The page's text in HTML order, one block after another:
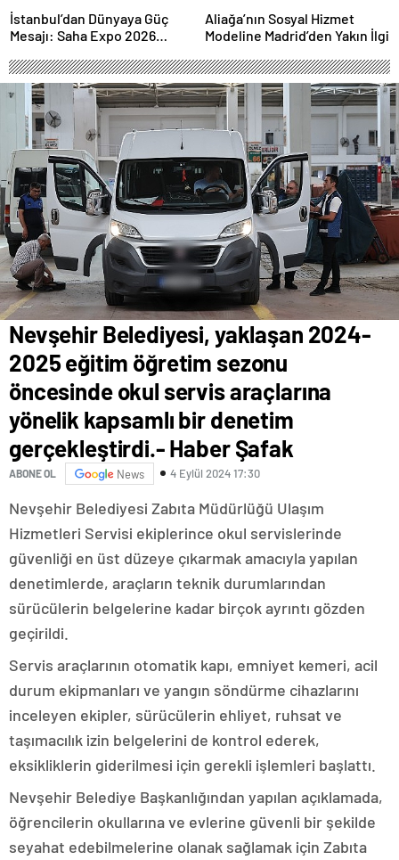
İstanbul’dan Dünyaya Güç
Mesajı: Saha Expo 2026
Aliağa’nın Sosyal Hizmet
Modeline Madrid’den Yakın İlgi
Nevşehir Belediyesi, yaklaşan 2024-
2025 eğitim öğretim sezonu
öncesinde okul servis araçlarına
yönelik kapsamlı bir denetim
gerçekleştirdi.- Haber Şafak
ABONE OL News 4 Eylül 2024 17:30
Nevşehir Belediyesi Zabıta Müdürlüğü Ulaşım
Hizmetleri Servisi ekiplerince okul servislerinde
güvenliği en üst düzeye çıkarmak amacıyla yapılan
denetimlerde, araçların teknik durumlarından
sürücülerin belgelerine kadar birçok ayrıntı gözden
geçirildi.
Servis araçlarının otomatik kapı, emniyet kemeri, acil
durum ekipmanları ve yangın söndürme cihazlarını
inceleyen ekipler, sürücülerin ehliyet, ruhsat ve
taşımacılık izin belgelerini de kontrol ederek,
eksikliklerin giderilmesi için gerekli işlemleri başlattı.
Nevşehir Belediye Başkanlığından yapılan açıklamada,
öğrencilerin okullarına ve evlerine güvenli bir şekilde
seyahat edebilmelerine olanak sağlamak için Zabıta